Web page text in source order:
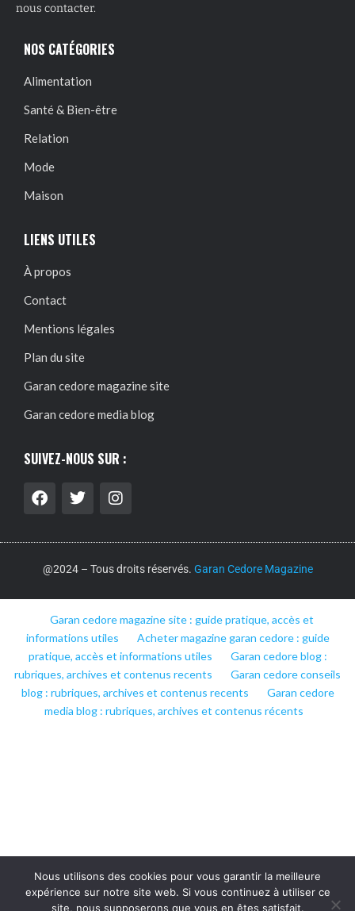
nous contacter.
NOS CATÉGORIES
Alimentation
Santé & Bien-être
Relation
Mode
Maison
LIENS UTILES
À propos
Contact
Mentions légales
Plan du site
Garan cedore magazine site
Garan cedore media blog
SUIVEZ-NOUS SUR :
@2024 – Tous droits réservés. Garan Cedore Magazine
Garan cedore magazine site : guide pratique, accès et
informations utiles
Acheter magazine garan cedore : guide
pratique, accès et informations utiles
Garan cedore blog :
rubriques, archives et contenus recents
Garan cedore conseils
blog : rubriques, archives et contenus recents
Garan cedore
media blog : rubriques, archives et contenus récents
Nous utilisons des cookies pour vous garantir la meilleure
expérience sur notre site web. Si vous continuez à utiliser ce
site, nous supposerons que vous en êtes satisfait.